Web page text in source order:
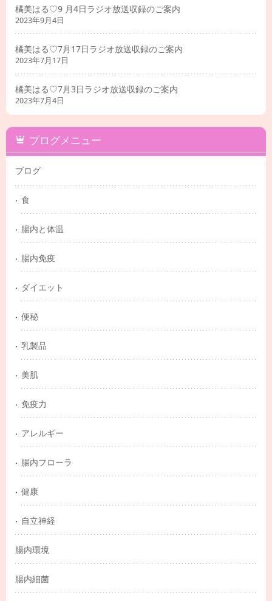
橘美はる♡9 月4日ラジオ放送収録のご案内
2023年9月4日
橘美はる♡7月17日ラジオ放送収録のご案内
2023年7月17日
橘美はる♡7月3日ラジオ放送収録のご案内
2023年7月4日
ブログメニュー
ブログ
食
腸内と体温
腸内免疫
ダイエット
便秘
乳製品
美肌
免疫力
アレルギー
腸内フローラ
健康
自立神経
腸内環境
腸内細菌